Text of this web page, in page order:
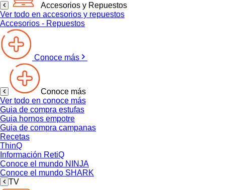
Accesorios y Repuestos
Ver todo en accesorios y repuestos
Accesorios - Repuestos
Conoce más
Conoce más
Ver todo en conoce más
Guia de compra estufas
Guia hornos empotre
Guia de compra campanas
Recetas
ThinQ
Información RetiQ
Conoce el mundo NINJA
Conoce el mundo SHARK
TV